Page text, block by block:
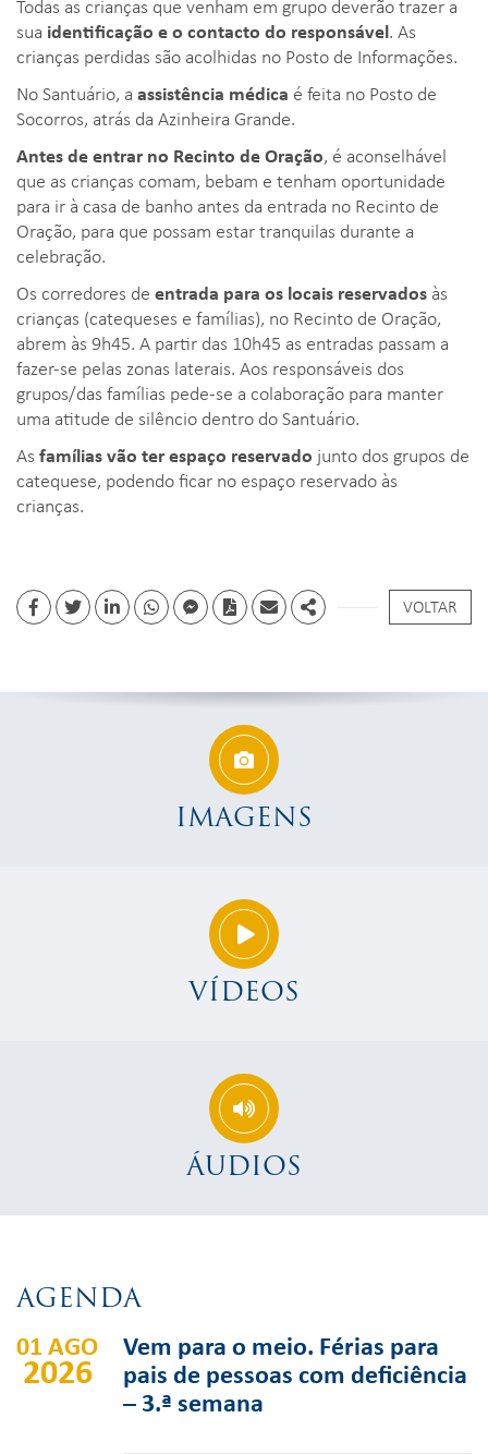
Todas as crianças que venham em grupo deverão trazer a
sua identificação e o contacto do responsável. As
crianças perdidas são acolhidas no Posto de Informações.
No Santuário, a assistência médica é feita no Posto de
Socorros, atrás da Azinheira Grande.
Antes de entrar no Recinto de Oração, é aconselhável
que as crianças comam, bebam e tenham oportunidade
para ir à casa de banho antes da entrada no Recinto de
Oração, para que possam estar tranquilas durante a
celebração.
Os corredores de entrada para os locais reservados às
crianças (catequeses e famílias), no Recinto de Oração,
abrem às 9h45. A partir das 10h45 as entradas passam a
fazer-se pelas zonas laterais. Aos responsáveis dos
grupos/das famílias pede-se a colaboração para manter
uma atitude de silêncio dentro do Santuário.
As famílias vão ter espaço reservado junto dos grupos de
catequese, podendo ficar no espaço reservado às
crianças.
FacebookTwitterLinkedinwhatsappfacebook messenger
PDF EmailShare
VOLTAR
IMAGENS
VÍDEOS
ÁUDIOS
AGENDA
01 AGO
2026
Vem para o meio. Férias para
pais de pessoas com deficiência
– 3.ª semana